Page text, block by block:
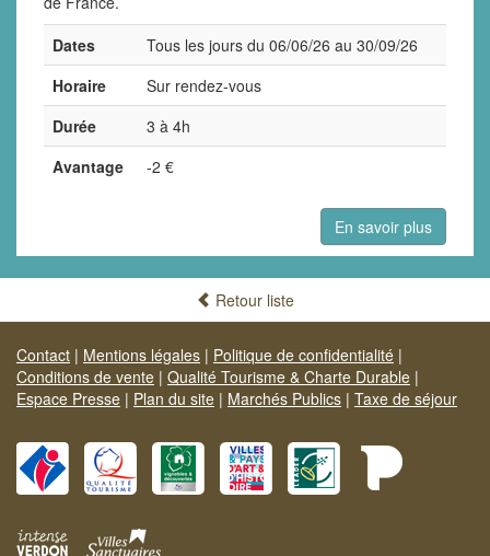
Dates
Tous les jours du 06/06/26 au 30/09/26
Horaire
Sur rendez-vous
Durée
3 à 4h
Avantage
-2 €
En savoir plus
Retour liste
Contact | Mentions légales | Politique de confidentialité |
Conditions de vente | Qualité Tourisme & Charte Durable |
Espace Presse | Plan du site | Marchés Publics | Taxe de séjour